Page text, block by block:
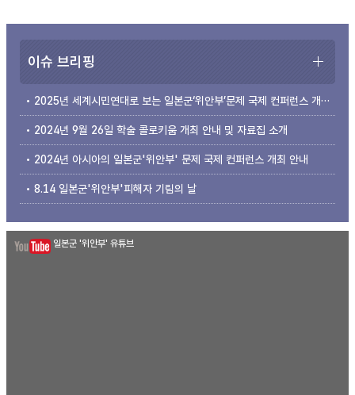
이슈 브리핑
2025년 세계시민연대로 보는 일본군‘위안부’문제 국제 컨퍼런스 개최 안내
2024년 9월 26일 학술 콜로키움 개최 안내 및 자료집 소개
2024년 아시아의 일본군'위안부' 문제 국제 컨퍼런스 개최 안내
8.14 일본군'위안부'피해자 기림의 날
일본군 '위안부' 유튜브